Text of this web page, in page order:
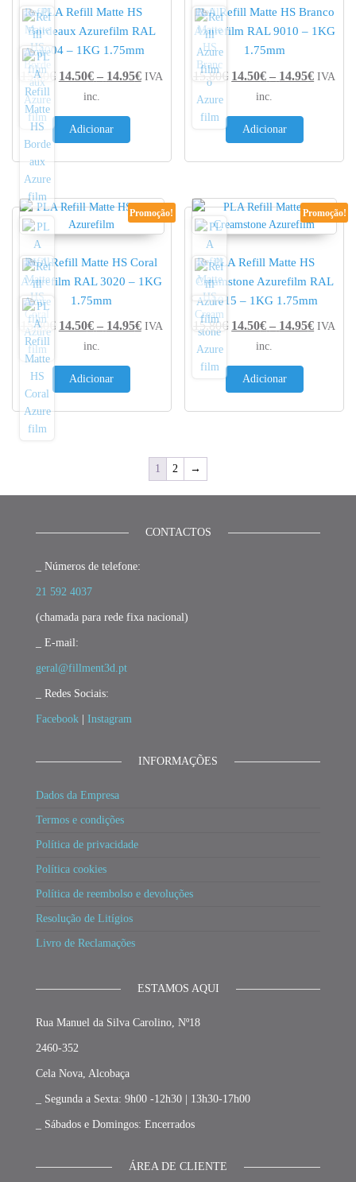
PLA Refill Matte HS
Bordeaux Azurefilm RAL
4004 – 1KG 1.75mm
15.80 € 14.50€ – 14.95€Price range: 14.50€ through 14.95€
IVA
inc.
Adicionar
PLA Refill Matte HS Branco
Azurefilm RAL 9010 – 1KG
1.75mm
15.80€ 14.50€ – 14.95€Price
IVA
inc.
Adicionar
Promoção!
PLA Refill Matte HS Coral
Azurefilm RAL 3020 – 1KG
1.75mm
15.80 € 14.50€ – 14.95€Price range: 14.50€ through 14.95€
IVA
inc.
Adicionar
Promoção!
PLA Refill Matte HS
Creamstone Azurefilm RAL
1015 – 1KG 1.75mm
15.80€ 14.50€ – 14.95€Price
IVA
inc.
Adicionar
1 2 →
CONTACTOS
_ Números de telefone:
21 592 4037
(chamada para rede fixa nacional)
_ E-mail:
geral@fillment3d.pt
_ Redes Sociais:
Facebook Instagram
INFORMAÇÕES
Dados da Empresa
Termos e condições
Política de privacidade
Política cookies
Política de reembolso e devoluções
Resolução de Litígios
Livro de Reclamações
ESTAMOS AQUI
Rua Manuel da Silva Carolino, Nº18
2460-352
Cela Nova, Alcobaça
_ Segunda a Sexta: 9h00 -12h30 | 13h30-17h00
_ Sábados e Domingos: Encerrados
ÁREA DE CLIENTE